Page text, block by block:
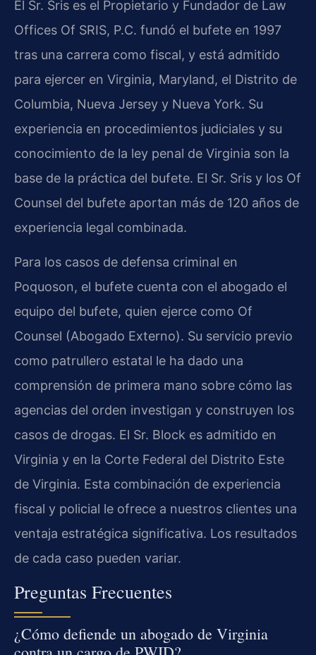
El Sr. Sris es el Propietario y Fundador de Law
Offices Of SRIS, P.C. fundó el bufete en 1997
tras una carrera como fiscal, y está admitido
para ejercer en Virginia, Maryland, el Distrito de
Columbia, Nueva Jersey y Nueva York. Su
experiencia en procedimientos judiciales y su
conocimiento de la ley penal de Virginia son la
base de la práctica del bufete. El Sr. Sris y los Of
Counsel del bufete aportan más de 120 años de
experiencia legal combinada.
Para los casos de defensa criminal en
Poquoson, el bufete cuenta con el abogado el
equipo del bufete, quien ejerce como Of
Counsel (Abogado Externo). Su servicio previo
como patrullero estatal le ha dado una
comprensión de primera mano sobre cómo las
agencias del orden investigan y construyen los
casos de drogas. El Sr. Block es admitido en
Virginia y en la Corte Federal del Distrito Este
de Virginia. Esta combinación de experiencia
fiscal y policial le ofrece a nuestros clientes una
ventaja estratégica significativa. Los resultados
de cada caso pueden variar.
Preguntas Frecuentes
¿Cómo defiende un abogado de Virginia